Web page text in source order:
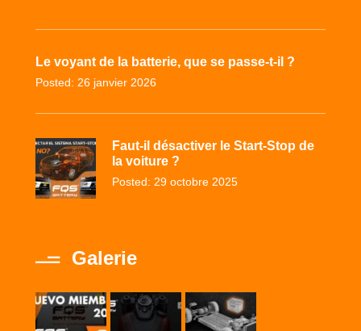
Le voyant de la batterie, que se passe-t-il ?
Posted: 26 janvier 2026
Faut-il désactiver le Start-Stop de
la voiture ?
Posted: 29 octobre 2025
Galerie